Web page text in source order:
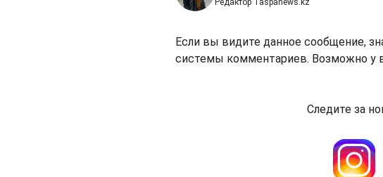
Редактор Taspanews.kz
Если вы видите данное сообщение,
системы комментариев. Возможно у
Следите за